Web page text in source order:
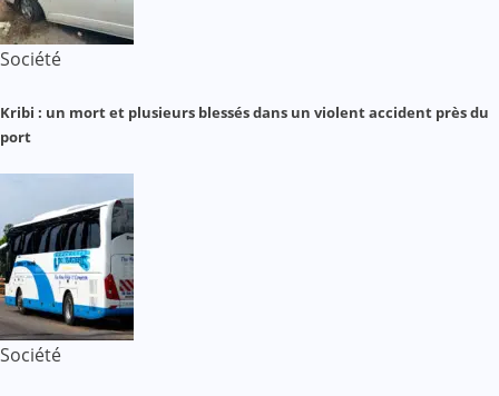
Société
Kribi : un mort et plusieurs blessés dans un violent accident près du
port
Société